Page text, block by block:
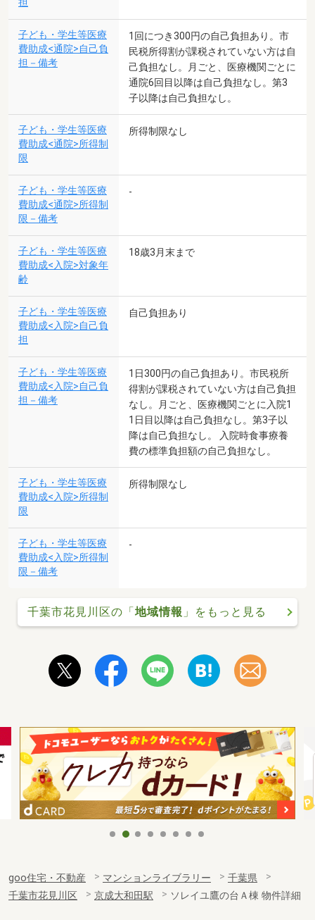
担
子ども・学生等医療
費助成<通院>自己負
担－備考
1回につき300円の自己負担あり。市
民税所得割が課税されていない方は自
己負担なし。月ごと、医療機関ごとに
通院6回目以降は自己負担なし。第3
子以降は自己負担なし。
子ども・学生等医療
費助成<通院>所得制
限
所得制限なし
子ども・学生等医療
費助成<通院>所得制
限－備考
-
子ども・学生等医療
費助成<入院>対象年
齢
18歳3月末まで
子ども・学生等医療
費助成<入院>自己負
担
自己負担あり
子ども・学生等医療
費助成<入院>自己負
担－備考
1日300円の自己負担あり。市民税所
得割が課税されていない方は自己負担
なし。月ごと、医療機関ごとに入院1
1日目以降は自己負担なし。第3子以
降は自己負担なし。 入院時食事療養
費の標準負担額の自己負担なし。
子ども・学生等医療
費助成<入院>所得制
限
所得制限なし
子ども・学生等医療
費助成<入院>所得制
限－備考
-
千葉市花見川区の「地域情報 」をもっと見る
goo住宅・不動産 マンションライブラリー
千葉県
千葉市花見川区
京成大和田駅 ソレイユ鷹の台Ａ棟 物件詳細